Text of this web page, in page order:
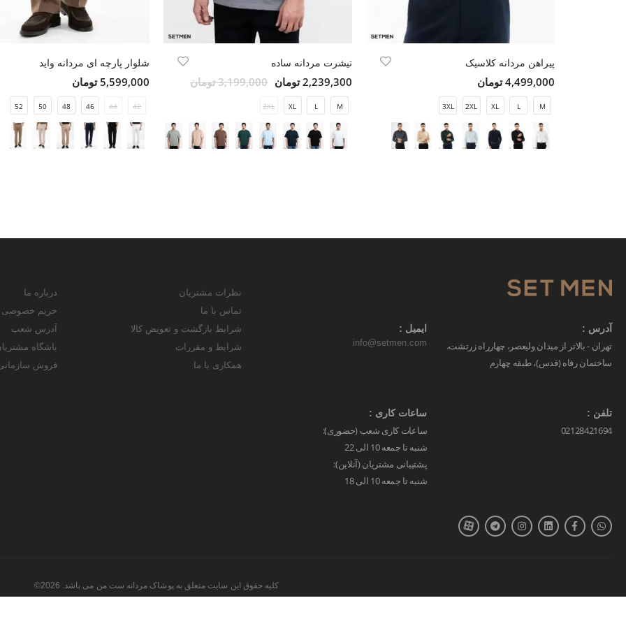
پیراهن مردانه کلاسیک
4,499,000 تومان
M
L
XL
2XL
3XL
تیشرت مردانه ساده
2,239,300 تومان 3,199,000 تومان
M
L
XL
2XL
شلوار پارچه ای مردانه واید
5,599,000 تومان
42
44
46
48
50
52
آدرس :
تهران - بالاتر از میدان ولیعصر، چهارراه زرتشت،
ساختمان رفاه (قدس)، طبقه چهارم
ایمیل :
info@setmen.com
تلفن :
02128421694
ساعات کاری :
ساعات کاری شعب (حضوری):
شنبه تا جمعه 10 الی 22
پشتیبانی مشتریان (آنلاین):
شنبه تا جمعه 10 الی 18
نظرات مشتریان
تماس با ما
شرایط بازگشت و تعویض کالا
شرایط و مقررات
همکاری با ما
درباره ما
حریم خصوصی
آدرس شعب
باشگاه
فروش
کلیه حقوق این سایت متعلق به پوشاک مردانه ست من می باشد. 2026©